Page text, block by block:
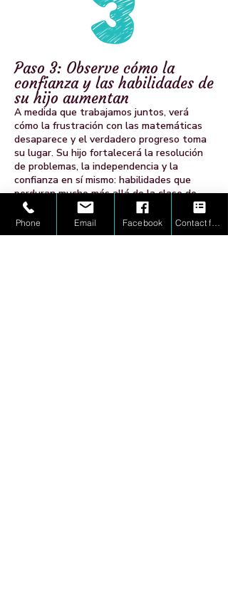
Paso 3: Observe cómo la
confianza y las habilidades de
su hijo aumentan
A medida que trabajamos juntos, verá
cómo la frustración con las matemáticas
desaparece y el verdadero progreso toma
su lugar. Su hijo fortalecerá la resolución
de problemas, la independencia y la
confianza en sí mismo: habilidades que
perduran mucho más allá de la clase de
matemáticas.
¿Listo para comenzar?
Phone Email Facebook